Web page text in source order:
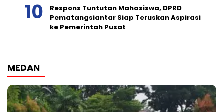
Respons Tuntutan Mahasiswa, DPRD
Pematangsiantar Siap Teruskan Aspirasi
ke Pemerintah Pusat
MEDAN